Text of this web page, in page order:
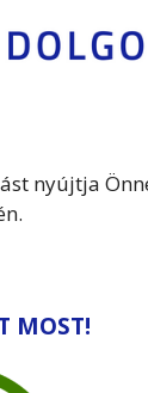
nyújtja
MOST!